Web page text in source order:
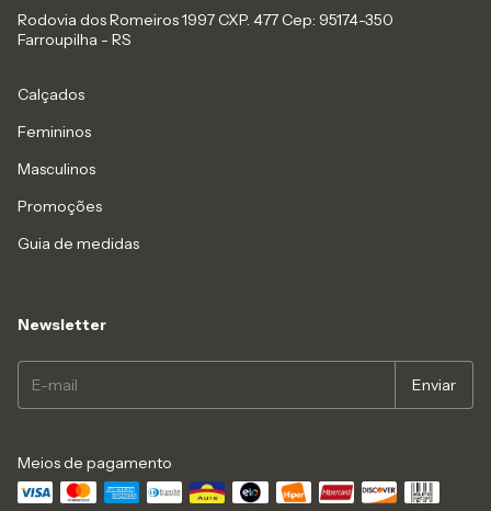
Rodovia dos Romeiros 1997 CXP. 477 Cep: 95174-350
Farroupilha - RS
Calçados
Femininos
Masculinos
Promoções
Guia de medidas
Newsletter
Meios de pagamento